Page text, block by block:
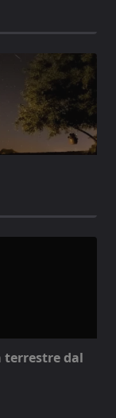
terrestre dal